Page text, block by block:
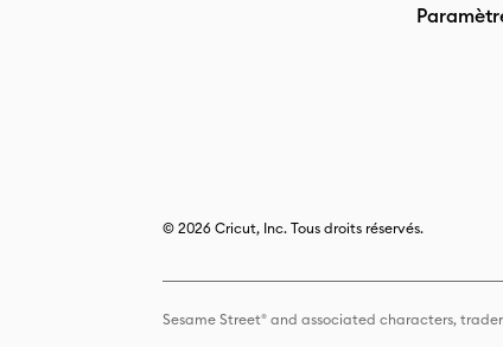
© 2026 Cricut, Inc. Tous droits réservés.
Sesame Street® and associated characters,